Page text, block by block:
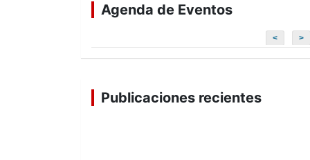
Agenda de Eventos
< >
Publicaciones recientes